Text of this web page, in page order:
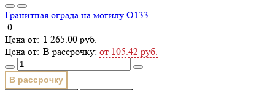
Гранитная ограда на могилу О133
0
1 265.00 руб.
В рассрочку: от 105.42 руб.
В рассрочку